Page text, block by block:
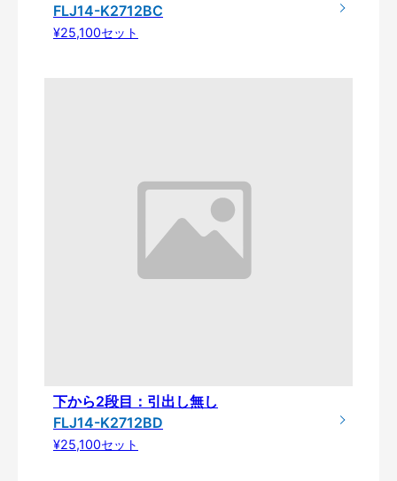
FLJ14-K2712BC
¥25,100セット
下から2段目：引出し無し
FLJ14-K2712BD
¥25,100セット